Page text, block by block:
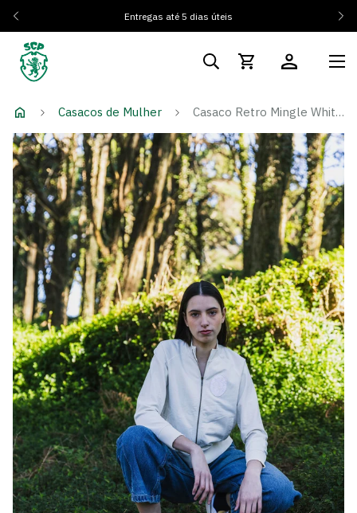
Entregas até 5 dias úteis
Casacos de Mulher Casaco Retro Mingle White - Mulher